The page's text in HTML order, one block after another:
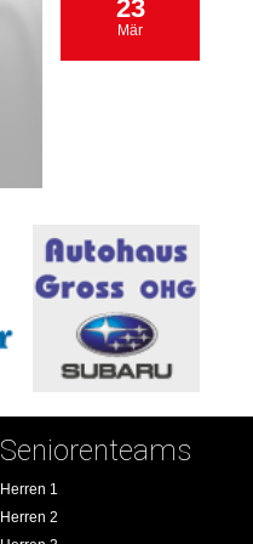
23
Mär
Seniorenteams
Herren 1
Herren 2